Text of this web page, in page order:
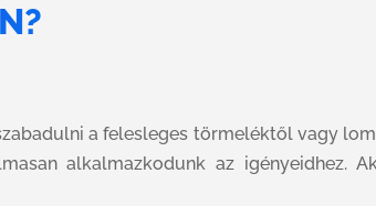
a felesleges törmeléktől vagy
alkalmazkodunk az igényeidhez.